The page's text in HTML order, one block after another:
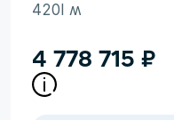
420I ʍ
4 778 715 ₽